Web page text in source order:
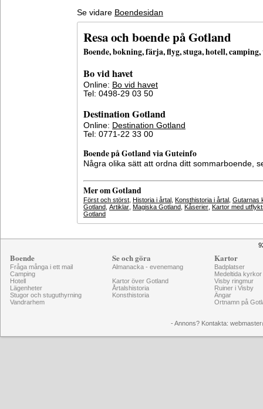
Se vidare Boendesidan
Resa och boende på Gotland
Boende, bokning, färja, flyg, stuga, hotell,
Bo vid havet
Online: Bo vid havet
Tel: 0498-29 03 50
Destination Gotland
Online: Destination Gotland
Tel: 0771-22 33 00
Boende på Gotland via Guteinfo
Några olika sätt att ordna ditt sommarboende,
Mer om Gotland
Först och störst Historia i årtal Konsthistoria i årtal Gutarnas
Gotland Artiklar Magiska Gotland Kåserier Kartor med
Gotland
Boende
Fråga många i ett mail
Camping
Hotell
Lägenheter
Stugor och stuguthyrning
Vandrarhem
Se och göra
Almanacka - evenemang
Kartor över Gotland
Årtalshistoria
Konsthistoria
Kartor
Badplatser
Medeltida kyrkor
Visby ringmur
Ruiner i Visby
Ängar
Ortnamn på
- Annons? Kontakta: